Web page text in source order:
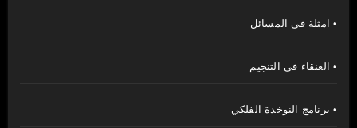
• امثلة في المسائل
• العنقاء في التنجيم
• برنامج النوخذة الفلكي